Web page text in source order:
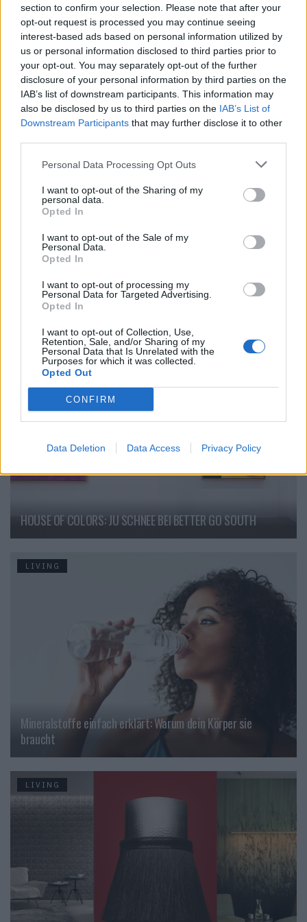
section to confirm your selection. Please note that after your
opt-out request is processed you may continue seeing
interest-based ads based on personal information utilized by
us or personal information disclosed to third parties prior to
your opt-out. You may separately opt-out of the further
disclosure of your personal information by third parties on the
IAB’s list of downstream participants. This information may
also be disclosed by us to third parties on the IAB’s List of
Downstream Participants that may further disclose it to other
Personal Data Processing Opt Outs
I want to opt-out of the Sharing of my
personal data.
Opted In
I want to opt-out of the Sale of my
Personal Data.
Opted In
I want to opt-out of processing my
Personal Data for Targeted Advertising.
Opted In
I want to opt-out of Collection, Use,
Retention, Sale, and/or Sharing of my
Personal Data that Is Unrelated with the
Purposes for which it was collected.
Opted Out
CONFIRM
Data Deletion Data Access Privacy Policy
Der Natur so nah – und dem nächsten Abenteuer sowieso.
Architektur Atelier Novono Berlin
Design
DistrictHive
Gorafe
VERWANDTE ARTIKEL
LIVING
HOUSE OF COLORS: JU SCHNEE BEI BETTER GO SOUTH
LIVING
Mineralstoffe einfach erklärt: Warum dein Körper sie
braucht
LIVING